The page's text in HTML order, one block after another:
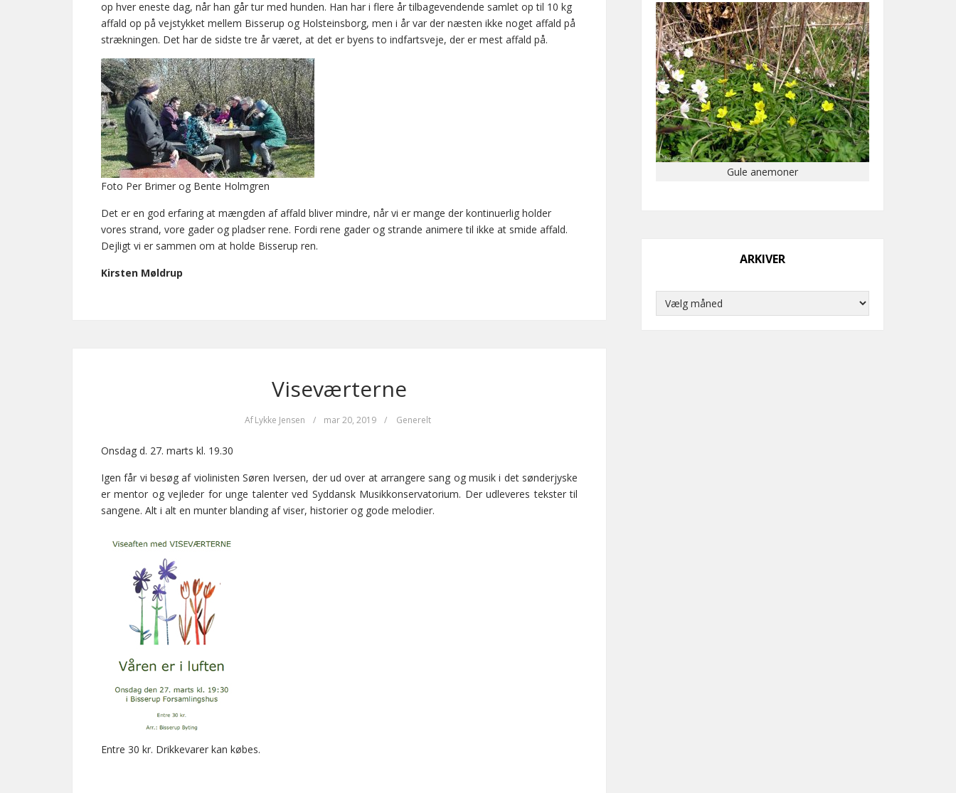
op hver eneste dag, når han går tur med hunden. Han har i flere år tilbagevendende samlet op til 10 kg
affald op på vejstykket mellem Bisserup og Holsteinsborg, men i år var der næsten ikke noget affald på
strækningen. Det har de sidste tre år været, at det er byens to indfartsveje, der er mest affald på.
Foto Per Brimer og Bente Holmgren
Det er en god erfaring at mængden af affald bliver mindre, når vi er mange der kontinuerlig holder
vores strand, vore gader og pladser rene. Fordi rene gader og strande animere til ikke at smide affald.
Dejligt vi er sammen om at holde Bisserup ren.
Kirsten Møldrup
Viseværterne
Af Lykke Jensen / mar 20, 2019 / Generelt
Onsdag d. 27. marts kl. 19.30
Igen får vi besøg af violinisten Søren Iversen, der ud over at arrangere sang og musik i det sønderjyske
er mentor og vejleder for unge talenter ved Syddansk Musikkonservatorium. Der udleveres tekster til
sangene. Alt i alt en munter blanding af viser, historier og gode melodier.
Entre 30 kr. Drikkevarer kan købes.
Gule anemoner
ARKIVER
Arkiver